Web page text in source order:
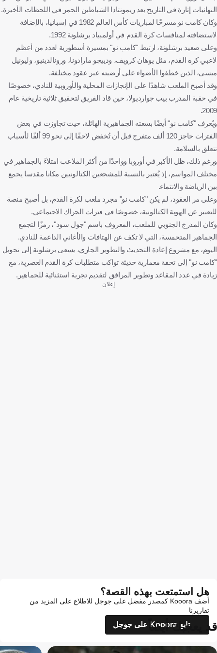
النهائيات إثارة في التاريخ بعد ريمونتادا الشياطين الحمر في اللحظات الأخيرة.
وكان كامب نو مسرحًا لمباريات كأس العالم 1982 في إسبانيا، بالإضافة
لاستضافته لمنافسات كرة القدم في أولمبياد برشلونة 1992.
وعلى صعيد برشلونة، ارتبط "كامب نو" بمسيرة أسطورية لعدد من أعظم
لاعبي كرة القدم، مثل يوهان كرويف، ودييجو مارادونا، ورونالدينيو، وليونيل
ميسي، الذين خطفوا الأضواء على أرضيته عبر عقود مختلفة.
وقد أصبح الملعب شاهدًا على الإنجازات المحلية والأوروبية للنادي، خصوصًا
في حقبة المدرب بيب جوارديولا، حين قاد الفريق لتحقيق ثلاثية تاريخية عام
2009.
ويُعرف "كامب نو" أيضًا بسعته الجماهيرية الهائلة، حيث تجاوزت في بعض
الفترات حاجز 120 ألف متفرج قبل أن تُخفض لاحقًا إلى نحو 99 ألفًا لأسباب
تتعلق بالسلامة.
ورغم ذلك، ظل الأكبر في أوروبا وواحدًا من أكثر الملاعب امتلاءً بالجماهير في
مختلف المواسم، إذ يُعتبر بالنسبة للمشجعين الكتالونيين مكانا مقدسا يجمع
بين الرياضة والانتماء.
وعلى مر العقود، لم يكن "كامب نو" مجرد ملعب لكرة القدم، بل أصبح منصة
للتعبير عن الهوية الكتالونية، خصوصًا في فترات الجراك الاجتماعي.
وكان المدرج الجنوبي للملعب، المعروف باسم "جول سود"، رمزًا لتجمع
الجماهير المتحمسة، التي لا تكف عن الهتافات والأغاني الداعمة للنادي.
اليوم، مع مشروع إعادة التحديث والتطوير الجاري، يسعى برشلونة إلى تحويل
"كامب نو" إلى تحفة معمارية حديثة تواكب متطلبات كرة القدم العصرية، مع
زيادة في عدد المقاعد وتطوير المرافق لتقديم تجربة استثنائية للجماهير.
إعلان
هل استمتعت بهذه القصة؟
أضف Kooora كمصدر مفضل على جوجل للاطلاع على المزيد من
تقاريرنا
تابع Kooora على جوجل
قد يعجبك أيضاً